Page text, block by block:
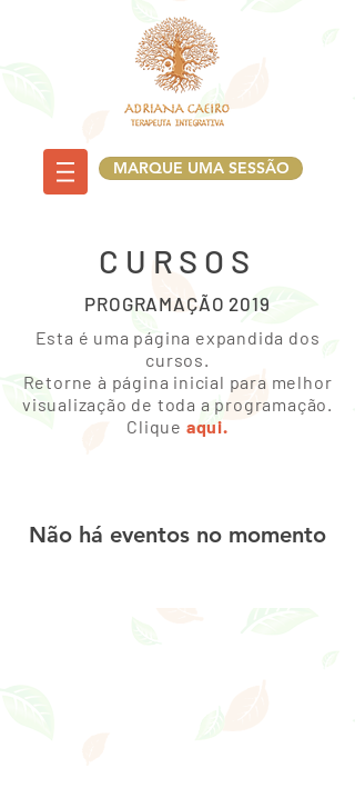
MARQUE UMA SESSÃO
CURSOS
PROGRAMAÇÃO 2019
Esta é uma página expandida dos
cursos.
Retorne à página inicial para melhor
visualização de toda a programação.
Clique aqui.
Não há eventos no momento